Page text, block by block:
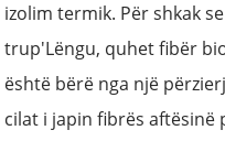
izolim termik. Për shkak
trup'Lëngu, quhet fibër
është bërë nga një
cilat i japin fibrës